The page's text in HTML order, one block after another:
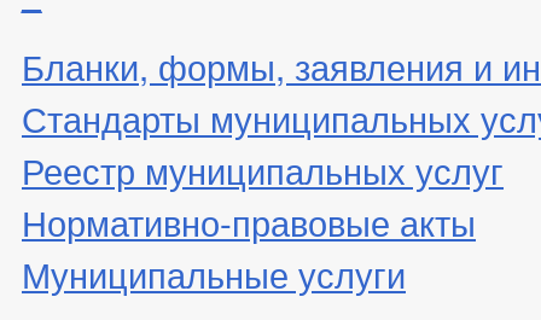
Бланки, формы, заявления и
Стандарты муниципальных
Реестр муниципальных услуг
Нормативно-правовые акты
Муниципальные услуги